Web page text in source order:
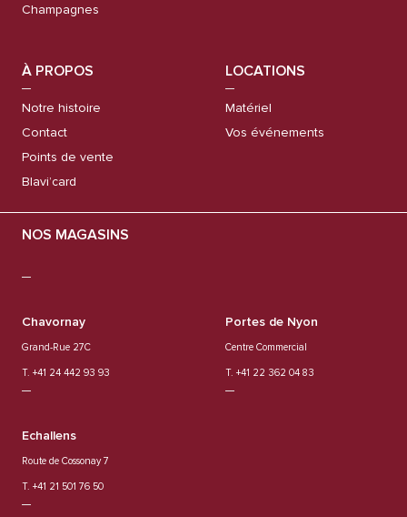
Champagnes
À PROPOS
Notre histoire
Contact
Points de vente
Blavi’card
LOCATIONS
Matériel
Vos événements
NOS MAGASINS
Chavornay
Grand-Rue 27C
T. +41 24 442 93 93
Portes de Nyon
Centre Commercial
T. +41 22 362 04 83
Echallens
Route de Cossonay 7
T. +41 21 501 76 50